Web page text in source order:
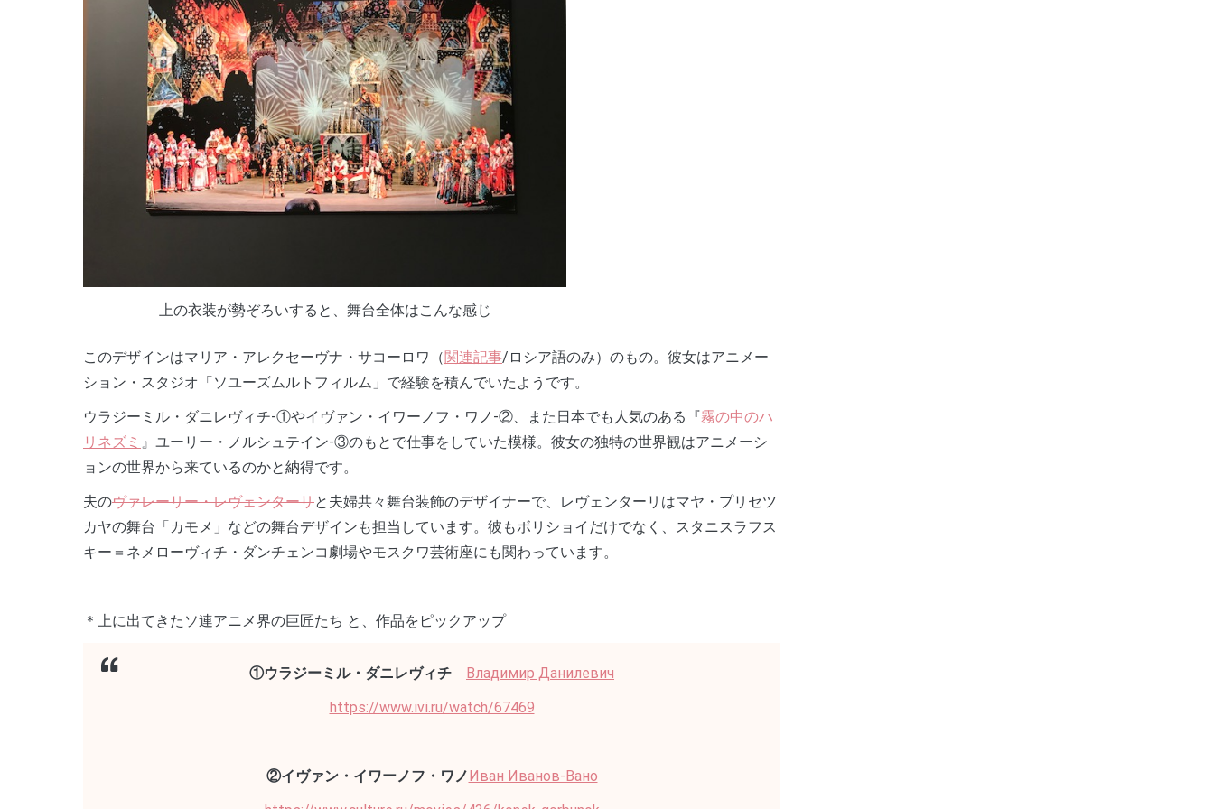
上の衣装が勢ぞろいすると、舞台全体はこんな感じ
このデザインはマリア・アレクセーヴナ・サコーロワ（関連記事/ロシア語のみ）のもの。彼女はアニメー
ション・スタジオ「ソユーズムルトフィルム」で経験を積んでいたようです。
ウラジーミル・ダニレヴィチ-①やイヴァン・イワーノフ・ワノ-②、また日本でも人気のある『霧の中のハ
リネズミ 』ユーリー・ノルシュテイン-③のもとで仕事をしていた模様。彼女の独特の世界観はアニメーシ
ョンの世界から来ているのかと納得です。
夫のヴァレーリー・レヴェンターリと夫婦共々舞台装飾のデザイナーで、レヴェンターリはマヤ・プリセツ
カヤの舞台「カモメ」などの舞台デザインも担当しています。彼もボリショイだけでなく、スタニスラフス
キー＝ネメローヴィチ・ダンチェンコ劇場やモスクワ芸術座にも関わっています。
＊上に出てきたソ連アニメ界の巨匠たち と、作品をピックアップ
①ウラジーミル・ダニレヴィチ
Владимир Данилевич
https://www.ivi.ru/watch/67469
②イヴァン・イワーノフ・ワノ Иван Иванов-Вано